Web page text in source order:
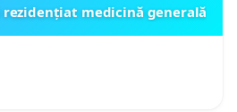
medicină generală